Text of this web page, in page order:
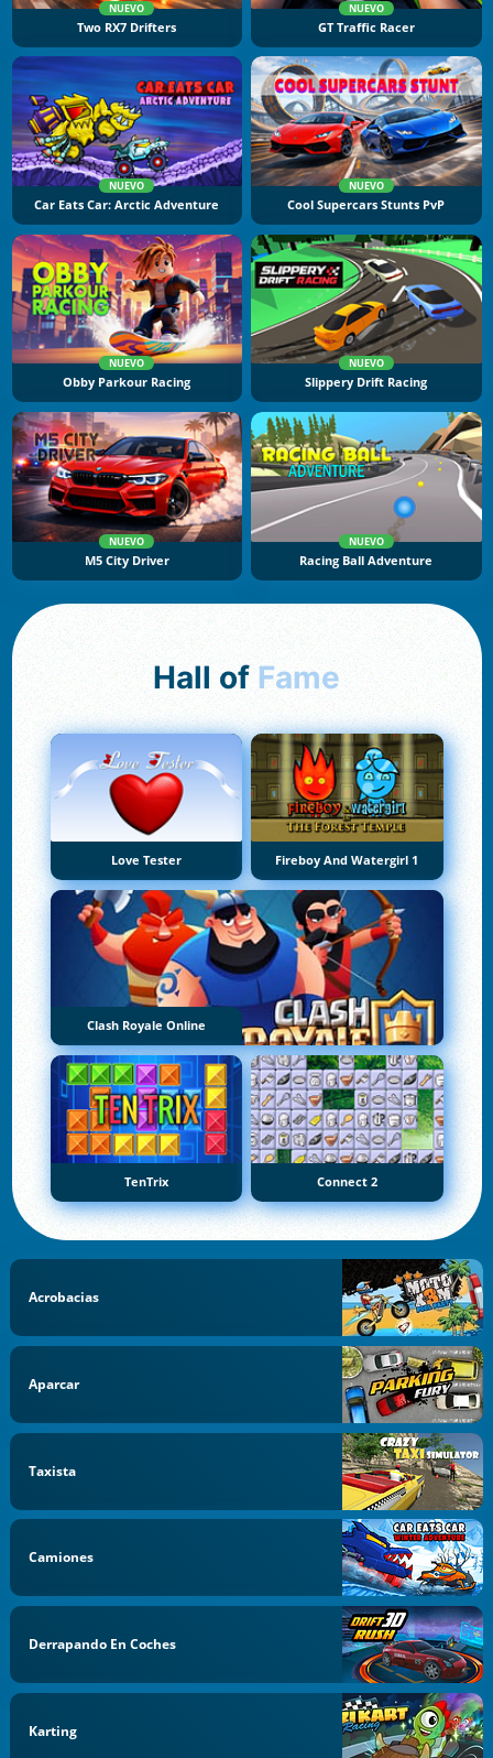
NUEVO
Two RX7 Drifters
NUEVO
GT Traffic Racer
NUEVO
Car Eats Car: Arctic Adventure
NUEVO
Cool Supercars Stunts PvP
NUEVO
Obby Parkour Racing
NUEVO
Slippery Drift Racing
NUEVO
M5 City Driver
NUEVO
Racing Ball Adventure
Hall of Fame
Love Tester Fireboy And Watergirl 1
Clash Royale Online
TenTrix Connect 2
Acrobacias
Aparcar
Taxista
Camiones
Derrapando En Coches
Karting